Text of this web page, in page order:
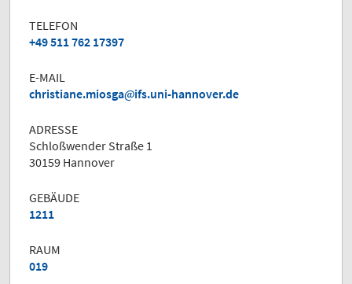
TELEFON
+49 511 762 17397
E-MAIL
christiane.miosga
ifs.uni-hannover.de
ADRESSE
Schloßwender Straße 1
30159 Hannover
GEBÄUDE
1211
RAUM
019